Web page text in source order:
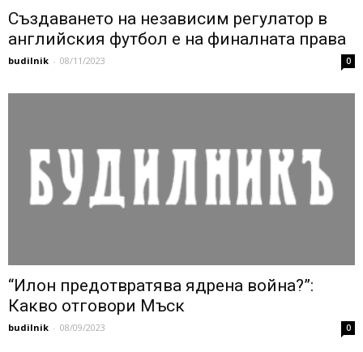
Създаването на независим регулатор в
английския футбол е на финалната права
budilnik - 08/11/2023 0
“Илон предотвратява ядрена война?”:
Какво отговори Мъск
budilnik - 08/09/2023 0